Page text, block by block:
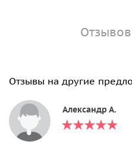
Отзывы на другие
Александр А.